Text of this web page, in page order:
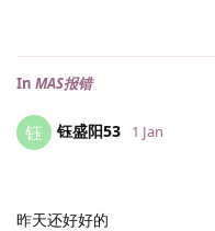
In MAS报错
钰 钰盛阳53 1 Jan
昨天还好好的